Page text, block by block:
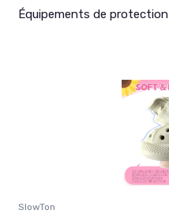
Équipements de protection
SlowTon